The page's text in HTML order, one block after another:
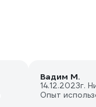
Вадим М.
14.12.2023г.
Опыт